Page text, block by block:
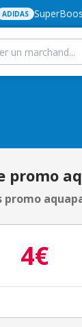
ADIDAS
promo
promo
4€